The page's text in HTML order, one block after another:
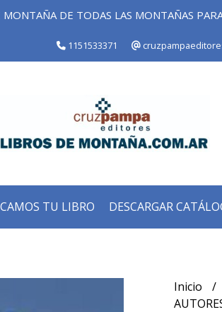
DE TODAS LAS MONTAÑAS
1151533371
TU LIBRO DESCARGAR
Inicio